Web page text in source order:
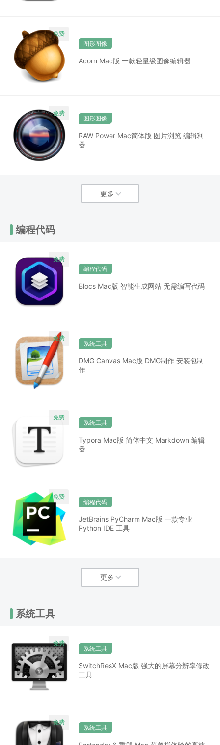
图形图像
Acorn Mac版 一款轻量级图像编辑器
图形图像
RAW Power Mac简体版 图片浏览 编辑利
器
更多
编程代码
编程代码
Blocs Mac版 智能生成网站 无需编写代码
系统工具
DMG Canvas Mac版 DMG制作 安装包制
作
系统工具
Typora Mac版 简体中文 Markdown 编辑
器
编程代码
JetBrains PyCharm Mac版 一款专业
Python IDE 工具
更多
系统工具
系统工具
SwitchResX Mac版 强大的屏幕分辨率修改
工具
系统工具